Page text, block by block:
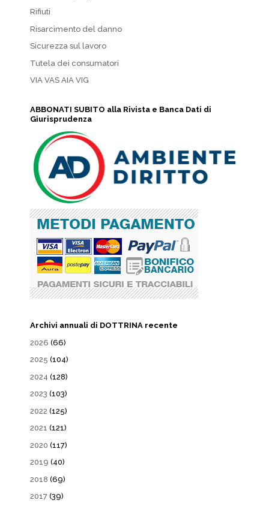
Rifiuti
Risarcimento del danno
Sicurezza sul lavoro
Tutela dei consumatori
VIA VAS AIA VIG
ABBONATI SUBITO alla Rivista e Banca Dati di
Giurisprudenza
Archivi annuali di DOTTRINA recente
2026 (66)
2025 (104)
2024 (128)
2023 (103)
2022 (125)
2021 (121)
2020 (117)
2019 (40)
2018 (69)
2017 (39)